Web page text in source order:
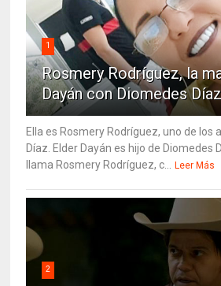
1
Rosmery Rodríguez, la
Dayán con Diomedes Díaz
Ella es Rosmery Rodríguez, uno de los
Díaz. Elder Dayán es hijo de Diomedes
llama Rosmery Rodríguez, c...
Leer Más
2